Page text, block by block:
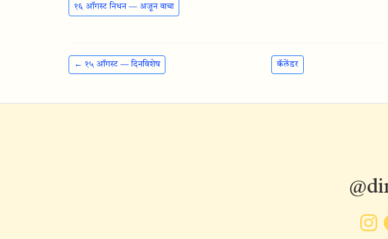
१६ ऑगस्ट निधन — अजून वाचा
← १५ ऑगस्ट — दिनविशेष कॅलेंडर